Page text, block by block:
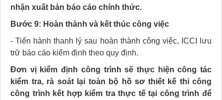
nhận xuất bản báo cáo chính thức.
Bước 9: Hoàn thành và kết thúc công việc
- Tiến hành thanh lý sau hoàn thành công việc, ICCI lưu
trữ báo cáo kiểm định theo quy định.
Đơn vị kiểm định công trình sẽ thực hiện công tác
kiểm tra, rà soát lại toàn bộ hồ sơ thiết kế thi công
công trình kết hợp kiểm tra thực tế tại công trình để